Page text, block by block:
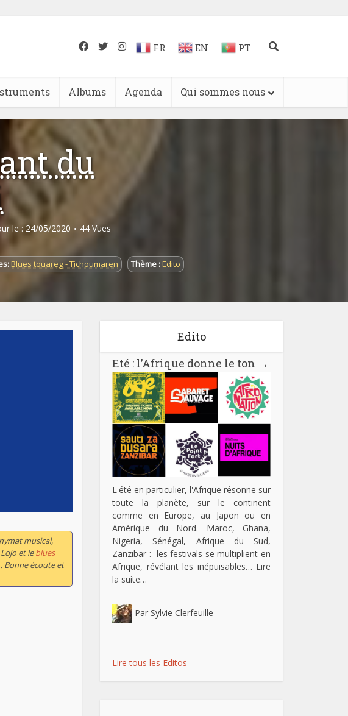
FR EN PT
Albums Agenda Qui sommes nous
du
le : 24/05/2020 44 Vues
Blues touareg - Tichoumaren Thème :Edito
musical,
et leblues
. Bonne écoute et
Edito
Eté : l’Afrique donne le ton →
L'été en particulier, l'Afrique résonne sur
toute la planète, sur le continent
comme en Europe, au Japon ou en
Amérique du Nord. Maroc, Ghana,
Nigeria, Sénégal, Afrique du Sud,
Zanzibar : les festivals se multiplient en
Afrique, révélant les inépuisables… Lire
la suite…
Par Sylvie Clerfeuille
Lire tous les Editos